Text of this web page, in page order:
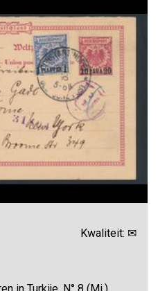
Kwaliteit: ✉